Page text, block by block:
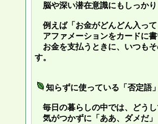
脳や深い潜在意識にもしっか
例えば「お金がどんどん入っ
アファメーションをカードに
お金を支払うときに、いつも
す。
知らずに使っている「否定語
毎日の暮らしの中では、どう
気がつかずに「ああ、ダメだ